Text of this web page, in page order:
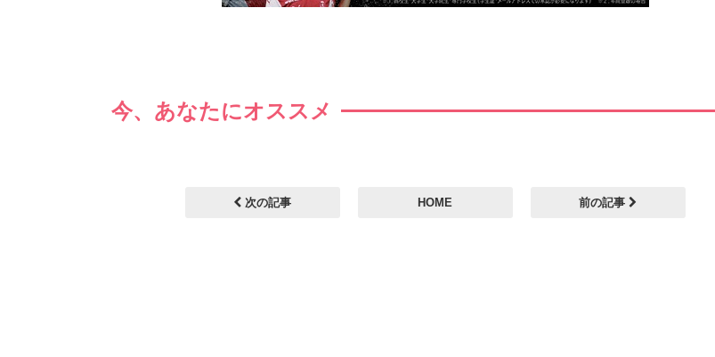
今、あなたにオススメ
次の記事 HOME 前の記事